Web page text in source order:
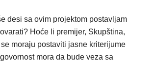
desi sa ovim projektom postavljam
Hoće li premijer, Skupština,
moraju postaviti jasne kriterijume
mora da bude veza sa